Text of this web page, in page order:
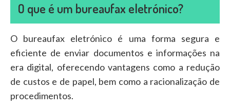
O que é um bureaufax eletrónico?
O bureaufax eletrónico é uma forma segura e
eficiente de enviar documentos e informações na
era digital, oferecendo vantagens como a redução
de custos e de papel, bem como a racionalização de
procedimentos.